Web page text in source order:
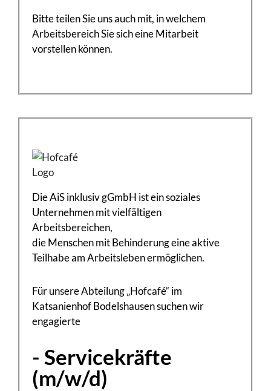
Bitte teilen Sie uns auch mit, in welchem
Arbeitsbereich Sie sich eine Mitarbeit
vorstellen können.
Die AiS inklusiv gGmbH ist ein soziales
Unternehmen mit vielfältigen
Arbeitsbereichen,
die Menschen mit Behinderung eine aktive
Teilhabe am Arbeitsleben ermöglichen.
Für unsere Abteilung „Hofcafé“ im
Katsanienhof Bodelshausen suchen wir
engagierte
- Servicekräfte
(m/w/d)